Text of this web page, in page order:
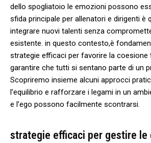
dello‌ spogliatoio le emozioni possono
sfida principale per allenatori e⁢ dirigenti è
integrare nuovi talenti senza‌
⁣esistente. in‍ questo contesto,è
‌strategie efficaci ‍per favorire ⁣la coesione
garantire che tutti⁤ si sentano parte ‍di⁣ un
Scopriremo insieme alcuni approcci⁣
l’equilibrio e rafforzare i legami‌ in un
e‌ l’ego possono‌ facilmente scontrarsi.
strategie efficaci per gestire le